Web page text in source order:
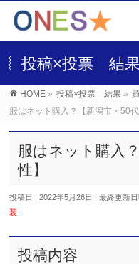
投稿×投票 結果
HOME » 投稿×投票 結果 »
服はネット購入？【新潟市・50代
服はネット購入
性】
投稿日 : 2022年5月26日 最終更新
装
投稿内容